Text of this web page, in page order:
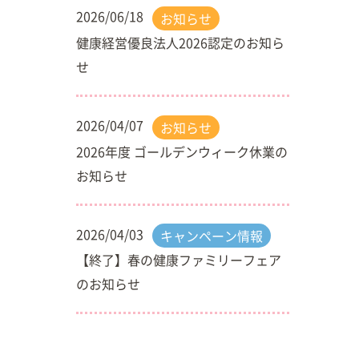
2026/06/18
お知らせ
健康経営優良法人2026認定のお知ら
せ
2026/04/07
お知らせ
2026年度 ゴールデンウィーク休業の
お知らせ
2026/04/03
キャンペーン情報
【終了】春の健康ファミリーフェア
のお知らせ